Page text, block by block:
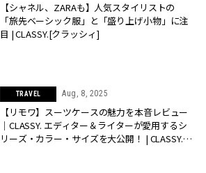
【シャネル、ZARAも】人気スタイリストの
「旅先ベーシック服」と「盛り上げ小物」に注
目 | CLASSY.[クラッシィ]
TRAVEL Aug, 8, 2025
【リモワ】スーツケースの魅力を本音レビュー
｜CLASSY. エディター＆ライターが愛用するシ
リーズ・カラー・サイズを大公開！ | CLASSY.